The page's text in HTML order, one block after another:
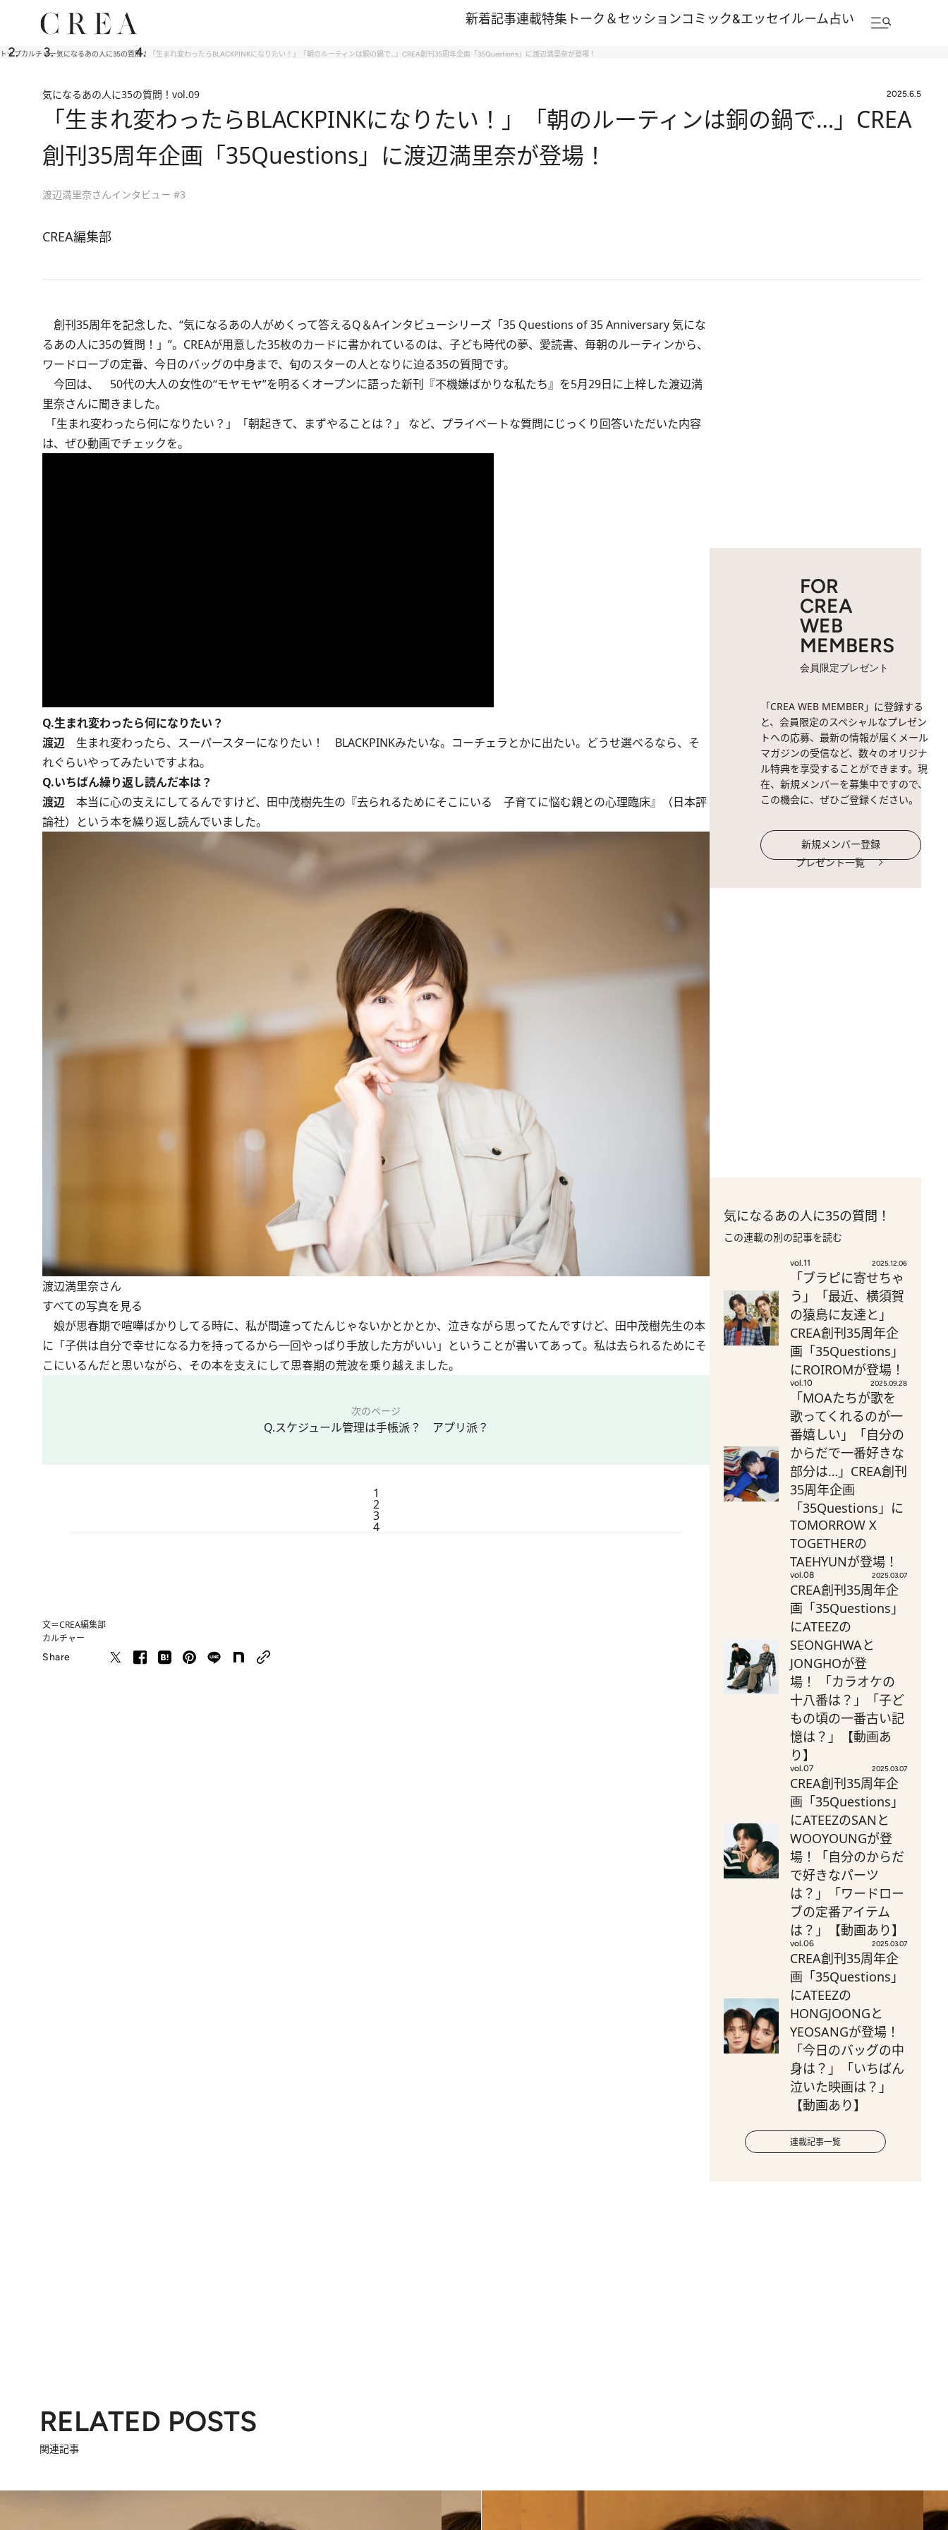
新着記事連載特集 トーク＆セッションコミック&エッセイルーム占い
トップカルチャー気になるあの人に35の質問！ 「生まれ変わったらBLACKPINKになりたい！」「朝のルーティンは銅の鍋で…」CREA創刊35周年企画「35Questions」に渡辺満里奈が登場！
気になるあの人に35の質問！ vol.09 2025.6.5
「生まれ変わったらBLACKPINKになりたい！」「朝のルーティンは銅の鍋で…」CREA
創刊35周年企画「35Questions」に渡辺満里奈が登場！
渡辺満里奈さんインタビュー #3
CREA編集部
創刊35周年を記念した、“気になるあの人がめくって答えるQ＆Aインタビューシリーズ「35 Questions of 35 Anniversary 気にな
るあの人に35の質問！」”。CREAが用意した35枚のカードに書かれているのは、子ども時代の夢、愛読書、毎朝のルーティンから、
ワードローブの定番、今日のバッグの中身まで、旬のスターの人となりに迫る35の質問です。
今回は、 50代の大人の女性の“モヤモヤ”を明るくオープンに語った新刊 『不機嫌ばかりな私たち』 を5月29日に上梓した渡辺満
里奈さんに聞きました。
「生まれ変わったら何になりたい？」「朝起きて、まずやることは？」 など、プライベートな質問にじっくり回答いただいた内容
は、ぜひ動画でチェックを。
Q.生まれ変わったら何になりたい？
渡辺 生まれ変わったら、スーパースターになりたい！ BLACKPINKみたいな。コーチェラとかに出たい。どうせ選べるなら、そ
れぐらいやってみたいですよね。
Q.いちばん繰り返し読んだ本は？
渡辺 本当に心の支えにしてるんですけど、田中茂樹先生の『去られるためにそこにいる 子育てに悩む親との心理臨床』（日本評
論社）という本を繰り返し読んでいました。
渡辺満里奈さん
すべての写真を見る
娘が思春期で喧嘩ばかりしてる時に、私が間違ってたんじゃないかとかとか、泣きながら思ってたんですけど、田中茂樹先生の本
に「子供は自分で幸せになる力を持ってるから一回やっぱり手放した方がいい」ということが書いてあって。私は去られるためにそ
こにいるんだと思いながら、その本を支えにして思春期の荒波を乗り越えました。
次のページ
Q.スケジュール管理は手帳派？ アプリ派？
1
2
3
4
文＝CREA編集部
カルチャー
Share
FOR
CREA
WEB
MEMBERS
会員限定プレゼント
「CREA WEB MEMBER」に登録する
と、会員限定のスペシャルなプレゼン
トへの応募、最新の情報が届くメール
マガジンの受信など、数々のオリジナ
ル特典を享受することができます。現
在、新規メンバーを募集中ですので、
この機会に、ぜひご登録ください。
新規メンバー登録
プレゼント一覧
気になるあの人に35の質問！
この連載の別の記事を読む
vol.11 2025.12.06
「ブラピに寄せちゃ
う」「最近、横須賀
の猿島に友達と」
CREA創刊35周年企
画「35Questions」
にROIROMが登場！
vol.10 2025.09.28
「MOAたちが歌を
歌ってくれるのが一
番嬉しい」「自分の
からだで一番好きな
部分は…」CREA創刊
35周年企画
「35Questions」に
TOMORROW X
TOGETHERの
TAEHYUNが登場！
vol.08 2025.03.07
CREA創刊35周年企
画「35Questions」
にATEEZの
SEONGHWAと
JONGHOが登
場！ 「カラオケの
十八番は？」「子ど
もの頃の一番古い記
憶は？」【動画あ
り】
vol.07 2025.03.07
CREA創刊35周年企
画「35Questions」
にATEEZのSANと
WOOYOUNGが登
場！「自分のからだ
で好きなパーツ
は？」「ワードロー
ブの定番アイテム
は？」【動画あり】
vol.06 2025.03.07
CREA創刊35周年企
画「35Questions」
にATEEZの
HONGJOONGと
YEOSANGが登場！
「今日のバッグの中
身は？」「いちばん
泣いた映画は？」
【動画あり】
連載記事一覧
RELATED POSTS
関連記事